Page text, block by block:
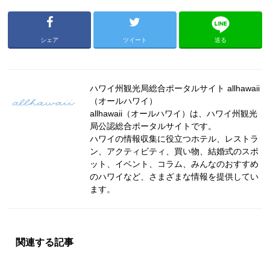
シェア ツイート 送る
ハワイ州観光局総合ポータルサイト allhawaii
（オールハワイ）
allhawaii（オールハワイ）は、ハワイ州観光
局公認総合ポータルサイトです。
ハワイの情報収集に役立つホテル、レストラ
ン、アクティビティ、買い物、結婚式のスポ
ット、イベント、コラム、みんなのおすすめ
のハワイなど、さまざまな情報を提供してい
ます。
関連する記事